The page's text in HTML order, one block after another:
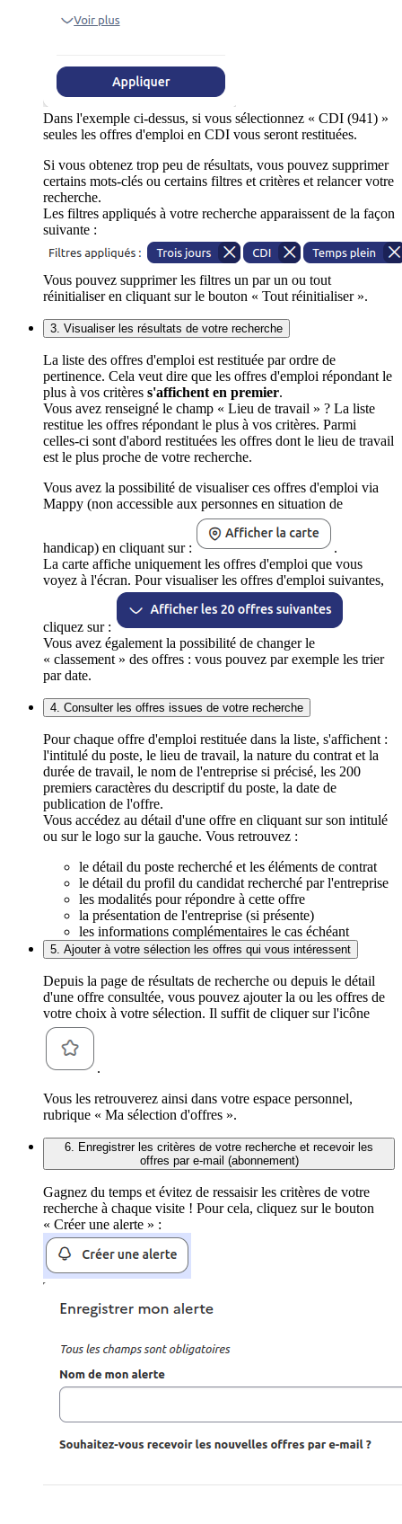
Dans l'exemple ci-dessus, si vous sélectionnez « CDI (941) »
seules les offres d'emploi en CDI vous seront restituées.
Si vous obtenez trop peu de résultats, vous pouvez supprimer
certains mots-clés ou certains filtres et critères et relancer votre
recherche.
Les filtres appliqués à votre recherche apparaissent de la façon
suivante :
Vous pouvez supprimer les filtres un par un ou tout
réinitialiser en cliquant sur le bouton « Tout réinitialiser ».
3. Visualiser les résultats de votre recherche
La liste des offres d'emploi est restituée par ordre de
pertinence. Cela veut dire que les offres d'emploi répondant le
plus à vos critères s'affichent en premier.
Vous avez renseigné le champ « Lieu de travail » ? La liste
restitue les offres répondant le plus à vos critères. Parmi
celles-ci sont d'abord restituées les offres dont le lieu de travail
est le plus proche de votre recherche.
Vous avez la possibilité de visualiser ces offres d'emploi via
Mappy (non accessible aux personnes en situation de
handicap) en cliquant sur :
.
La carte affiche uniquement les offres d'emploi que vous
voyez à l'écran. Pour visualiser les offres d'emploi suivantes,
cliquez sur :
Vous avez également la possibilité de changer le
« classement » des offres : vous pouvez par exemple les trier
par date.
4. Consulter les offres issues de votre recherche
Pour chaque offre d'emploi restituée dans la liste, s'affichent :
l'intitulé du poste, le lieu de travail, la nature du contrat et la
durée de travail, le nom de l'entreprise si précisé, les 200
premiers caractères du descriptif du poste, la date de
publication de l'offre.
Vous accédez au détail d'une offre en cliquant sur son intitulé
ou sur le logo sur la gauche. Vous retrouvez :
le détail du poste recherché et les éléments de contrat
le détail du profil du candidat recherché par l'entreprise
les modalités pour répondre à cette offre
la présentation de l'entreprise (si présente)
les informations complémentaires le cas échéant
5. Ajouter à votre sélection les offres qui vous intéressent
Depuis la page de résultats de recherche ou depuis le détail
d'une offre consultée, vous pouvez ajouter la ou les offres de
votre choix à votre sélection. Il suffit de cliquer sur l'icône
.
Vous les retrouverez ainsi dans votre espace personnel,
rubrique « Ma sélection d'offres ».
6. Enregistrer les critères de votre recherche et recevoir les
offres par e-mail (abonnement)
Gagnez du temps et évitez de ressaisir les critères de votre
recherche à chaque visite ! Pour cela, cliquez sur le bouton
« Créer une alerte » :